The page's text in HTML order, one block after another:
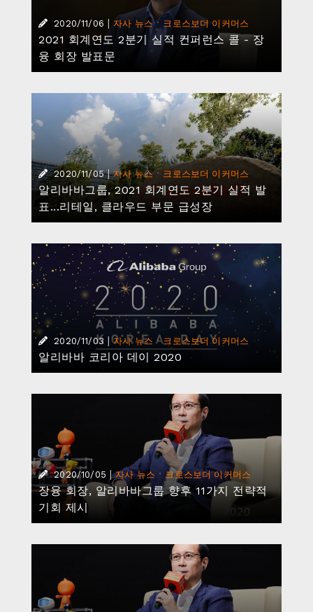
2020/11/06 자사 뉴스· 크로스보더 이커머스
2021 회계연도 2분기 실적 컨퍼런스 콜 - 장
융 회장 발표문
2020/11/05 | 자사 뉴스· 크로스보더 이커머스
알리바바그룹, 2021 회계연도 2분기 실적 발
표...리테일, 클라우드 부문 급성장
2020/11/03 자사 뉴스 ·크로스보더 이커머스
알리바바 코리아 데이 2020
2020/10/05 | 자사 뉴스 · 크로스보더 이커머스
장융 회장, 알리바바그룹 향후 11가지 전략적
기회 제시